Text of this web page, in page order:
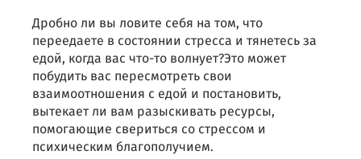
Дробно ли вы ловите себя на том, что
переедаете в состоянии стресса и тянетесь за
едой, когда вас что-то волнует?Это может
побудить вас пересмотреть свои
взаимоотношения с едой и постановить,
вытекает ли вам разыскивать ресурсы,
помогающие свериться со стрессом и
психическим благополучием.